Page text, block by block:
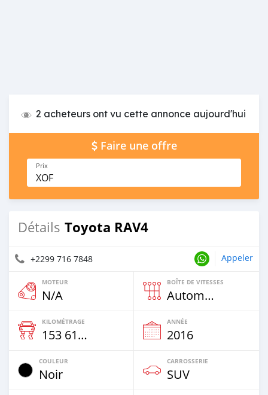
2 acheteurs ont vu cette annonce aujourd'hui
Faire une offre
Prix
XOF
Détails Toyota RAV4
+2299 716 7848 Appeler
MOTEUR
N/A
BOÎTE DE VITESSES
Automatique
KILOMÉTRAGE
153 614 Km
ANNÉE
2016
COULEUR
Noir
CARROSSERIE
SUV